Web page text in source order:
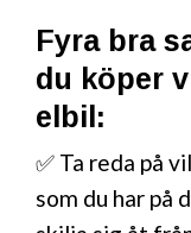
Fyra bra
du köper
elbil:
✅ Ta reda på
som du har på